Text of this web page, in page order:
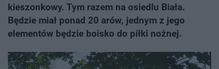
kieszonkowy. Tym razem na osiedlu Biała.
Będzie miał ponad 20 arów, jednym z jego
elementów będzie boisko do piłki nożnej.